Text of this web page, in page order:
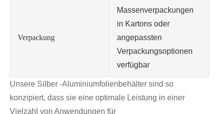
Verpackung
Massenverpackungen
in Kartons oder
angepassten
Verpackungsoptionen
verfügbar
Unsere Silber -Aluminiumfolienbehälter sind so
konzipiert, dass sie eine optimale Leistung in einer
Vielzahl von Anwendungen für